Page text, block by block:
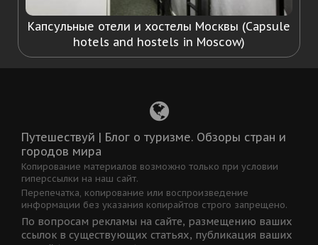
Капсульные отели и хостелы Москвы (Capsule
hotels and hostels in Moscow)
Путешествуй | Блог о туризме. Обзоры стран и
городов мира
Копирование материалов возможно только при условии
гиперссылки на наш сайт.
Перепечатка, копирование или воспроизведение
информации без указания копирайтов строго запрещено.
По вопросам рекламы на сайте, размещению ваших
ссылок в существующих статьях, публикация ваших